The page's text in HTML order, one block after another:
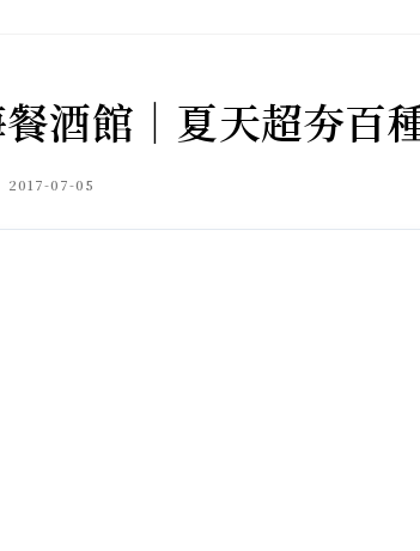
酒館｜夏天超夯百
2017-07-05